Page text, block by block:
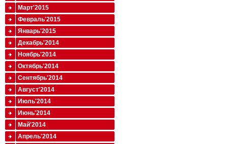
Март'2015
Февраль'2015
Январь'2015
Декабрь'2014
Ноябрь'2014
Октябрь'2014
Сентябрь'2014
Август'2014
Июль'2014
Июнь'2014
Май'2014
Апрель'2014